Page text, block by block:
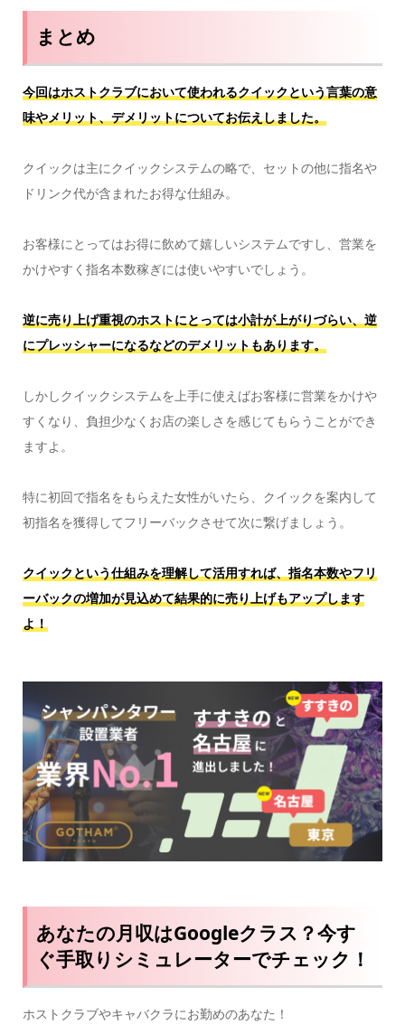
まとめ
今回はホストクラブにおいて使われるクイックという言葉の意
味やメリット、デメリットについてお伝えしました。
クイックは主にクイックシステムの略で、セットの他に指名や
ドリンク代が含まれたお得な仕組み。
お客様にとってはお得に飲めて嬉しいシステムですし、営業を
かけやすく指名本数稼ぎには使いやすいでしょう。
逆に売り上げ重視のホストにとっては小計が上がりづらい、逆
にプレッシャーになるなどのデメリットもあります。
しかしクイックシステムを上手に使えばお客様に営業をかけや
すくなり、負担少なくお店の楽しさを感じてもらうことができ
ますよ。
特に初回で指名をもらえた女性がいたら、クイックを案内して
初指名を獲得してフリーバックさせて次に繋げましょう。
クイックという仕組みを理解して活用すれば、指名本数やフリ
ーバックの増加が見込めて結果的に売り上げもアップします
よ！
あなたの月収はGoogleクラス？今す
ぐ手取りシミュレーターでチェック！
ホストクラブやキャバクラにお勤めのあなた！